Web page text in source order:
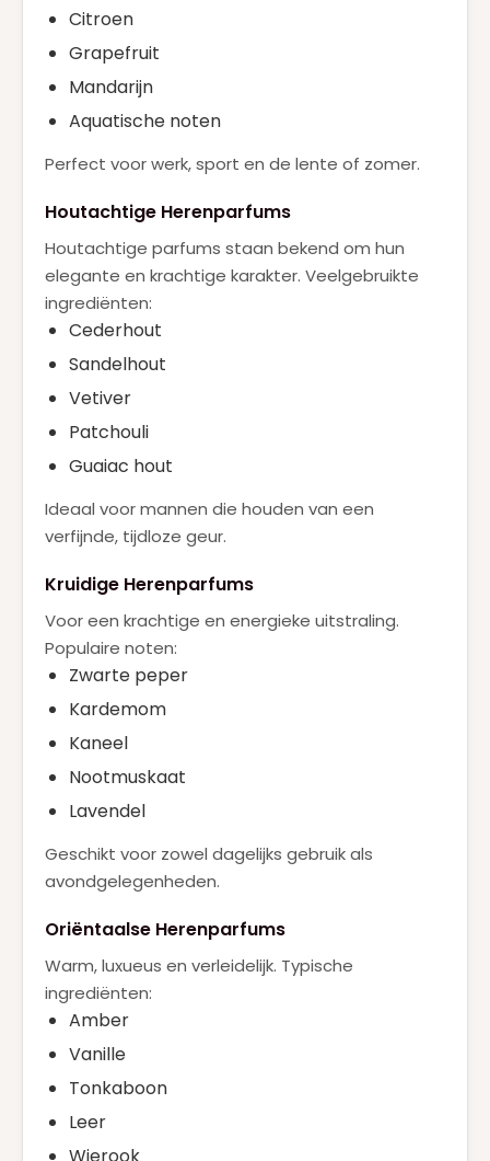
Citroen
Grapefruit
Mandarijn
Aquatische noten
Perfect voor werk, sport en de lente of zomer.
Houtachtige Herenparfums
Houtachtige parfums staan bekend om hun
elegante en krachtige karakter. Veelgebruikte
ingrediënten:
Cederhout
Sandelhout
Vetiver
Patchouli
Guaiac hout
Ideaal voor mannen die houden van een
verfijnde, tijdloze geur.
Kruidige Herenparfums
Voor een krachtige en energieke uitstraling.
Populaire noten:
Zwarte peper
Kardemom
Kaneel
Nootmuskaat
Lavendel
Geschikt voor zowel dagelijks gebruik als
avondgelegenheden.
Oriëntaalse Herenparfums
Warm, luxueus en verleidelijk. Typische
ingrediënten:
Amber
Vanille
Tonkaboon
Leer